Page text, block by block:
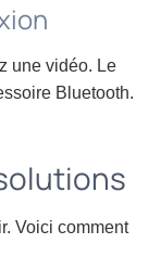
une vidéo. Le
Bluetooth.
Voici comment